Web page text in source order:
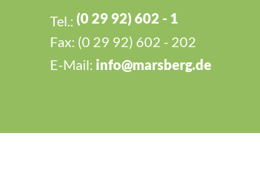
Tel.: (0 29 92) 602 - 1
Fax: (0 29 92) 602 - 202
E-Mail: nf m rsb rg d